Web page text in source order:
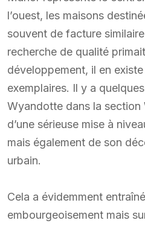
l’ouest, les maisons
souvent de facture
recherche de qualité
développement, il en
exemplaires. Il y a
Wyandotte dans la section
d’une sérieuse mise à
mais également de son
urbain.
Cela a évidemment
embourgeoisement mais